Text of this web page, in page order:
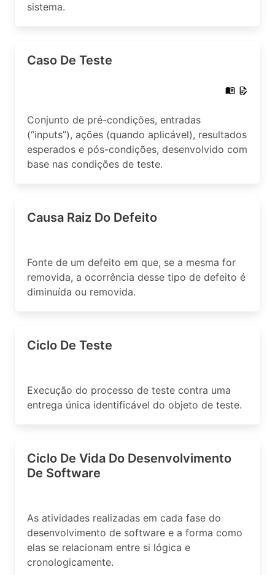
sistema.
Caso De Teste
Conjunto de pré-condições, entradas
(“inputs”), ações (quando aplicável), resultados
esperados e pós-condições, desenvolvido com
base nas condições de teste.
Causa Raiz Do Defeito
Fonte de um defeito em que, se a mesma for
removida, a ocorrência desse tipo de defeito é
diminuída ou removida.
Ciclo De Teste
Execução do processo de teste contra uma
entrega única identificável do objeto de teste.
Ciclo De Vida Do Desenvolvimento
De Software
As atividades realizadas em cada fase do
desenvolvimento de software e a forma como
elas se relacionam entre si lógica e
cronologicamente.